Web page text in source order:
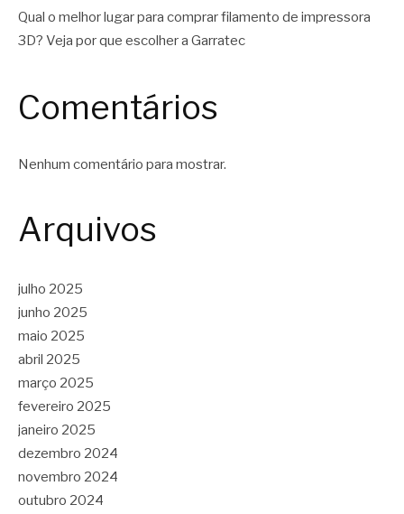
Qual o melhor lugar para comprar filamento de impressora
3D? Veja por que escolher a Garratec
Comentários
Nenhum comentário para mostrar.
Arquivos
julho 2025
junho 2025
maio 2025
abril 2025
março 2025
fevereiro 2025
janeiro 2025
dezembro 2024
novembro 2024
outubro 2024